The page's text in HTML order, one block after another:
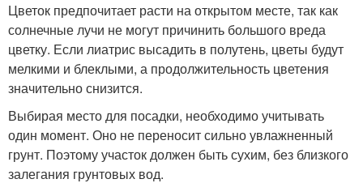
Цветок предпочитает расти на открытом месте, так как
солнечные лучи не могут причинить большого вреда
цветку. Если лиатрис высадить в полутень, цветы будут
мелкими и блеклыми, а продолжительность цветения
значительно снизится.
Выбирая место для посадки, необходимо учитывать
один момент. Оно не переносит сильно увлажненный
грунт. Поэтому участок должен быть сухим, без близкого
залегания грунтовых вод.